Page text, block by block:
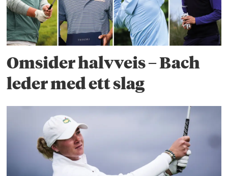
Omsider halvveis – Bach
leder med ett slag